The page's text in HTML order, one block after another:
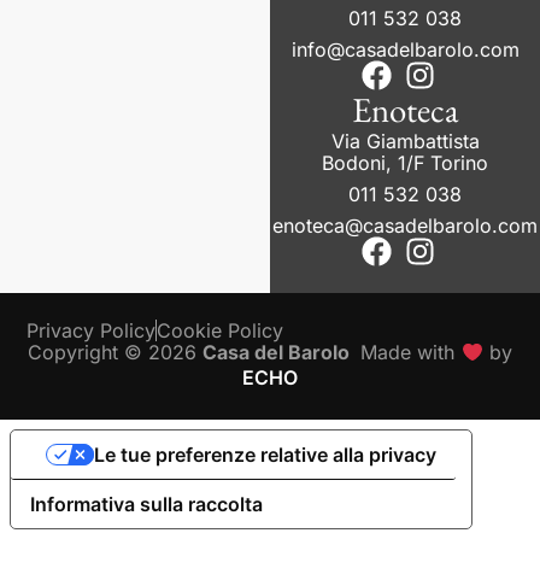
011 532 038
info@casadelbarolo.com
Enoteca
Via Giambattista
Bodoni, 1/F Torino
011 532 038
enoteca@casadelbarolo.com
Copyright © 2026Casa del Barolo Made with
by
ECHO
Privacy PolicyCookie Policy
Informativa sulla raccolta
Le tue preferenze relative alla privacy